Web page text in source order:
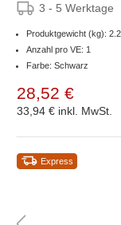
3 - 5 Werktage
Produktgewicht (kg): 2.2
Anzahl pro VE: 1
Farbe: Schwarz
28,52 €
33,94 € inkl. MwSt.
Express